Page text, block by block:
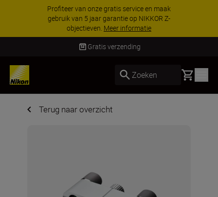
Profiteer van onze gratis service en maak
gebruik van 5 jaar garantie op NIKKOR Z-
objectieven. Meer informatie
Gratis verzending
Zoeken Basket
Terug naar overzicht